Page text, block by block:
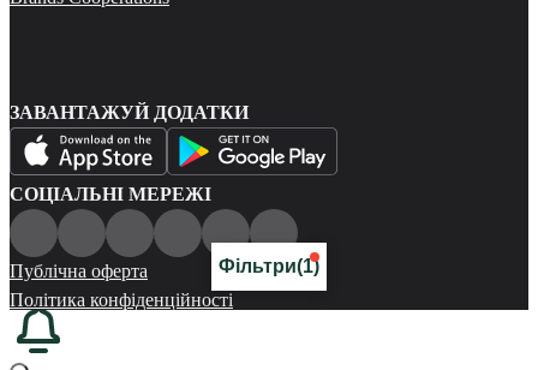
Фільтри(1)
ЗАВАНТАЖУЙ ДОДАТКИ
СОЦІАЛЬНІ МЕРЕЖІ
Публічна оферта
Політика конфіденційності
Карта сайту
© 2026 Всі права захищені